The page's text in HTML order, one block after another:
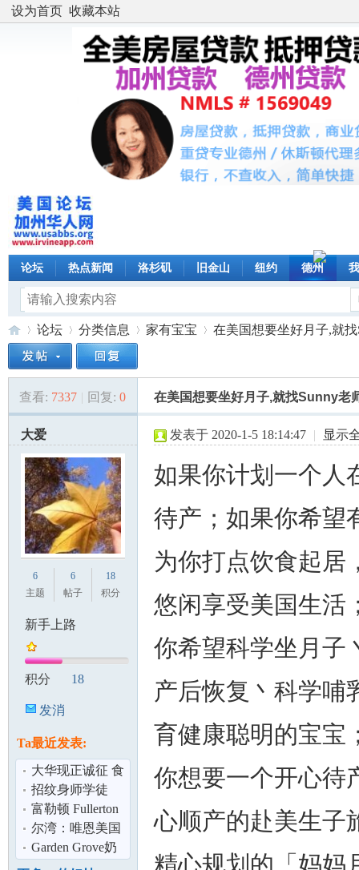
设为首页 收藏本站
论坛 热点新闻 洛杉矶 旧金山 纽约 德州
美»
论坛
›
分类信息 家有宝宝
›
在美国想要坐好月子,就
查看: 7337 | 回复: 0 在美国想要坐好月子,就找Sunny老
大爱
6
主题
6
帖子
18
积分
新手上路
积分 18
发消
Ta最近发表:
大华现正诚征 食
品生产线品管助
理
招纹身师学徒
富勒顿 Fullerton
绝佳店面 适合 零
售/餐厅
尔湾：唯恩美国
直营月子中心,拥
有13年专业
Garden Grove奶
茶店招全职兼职
发表于 2020-1-5 18:14:47 | 显示
如果你计划一个人
待产；如果你希望
为你打点饮食起居
悠闲享受美国生活
你希望科学坐月子
产后恢复丶科学哺
育健康聪明的宝宝
你想要一个开心待
心顺产的赴美生子
精心规划的「妈妈